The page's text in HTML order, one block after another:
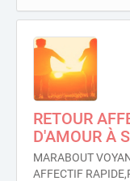
RETOUR
D'AMOUR À
MARABOUT
AFFECTIF